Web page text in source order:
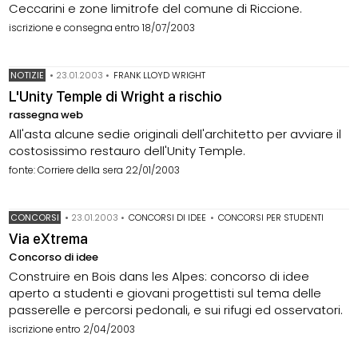
Ceccarini e zone limitrofe del comune di Riccione.
iscrizione e consegna entro 18/07/2003
NOTIZIE • 23.01.2003 • FRANK LLOYD WRIGHT
L'Unity Temple di Wright a rischio
rassegna web
All'asta alcune sedie originali dell'architetto per avviare il
costosissimo restauro dell'Unity Temple.
fonte: Corriere della sera 22/01/2003
CONCORSI • 23.01.2003 • CONCORSI DI IDEE • CONCORSI PER STUDENTI
Via eXtrema
Concorso di idee
Construire en Bois dans les Alpes: concorso di idee
aperto a studenti e giovani progettisti sul tema delle
passerelle e percorsi pedonali, e sui rifugi ed osservatori.
iscrizione entro 2/04/2003